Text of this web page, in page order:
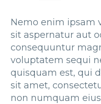
Nemo enim ipsam
sit aspernatur aut
consequuntur
voluptatem sequi
quisquam est, qui
sit amet,
non numquam